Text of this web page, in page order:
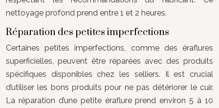
nettoyage profond prend entre 1 et 2 heures.
Réparation des petites imperfections
Certaines petites imperfections, comme des éraflures
superficielles, peuvent être réparées avec des produits
spécifiques disponibles chez les selliers. Il est crucial
d’utiliser les bons produits pour ne pas détériorer le cuir.
La réparation d’une petite éraflure prend environ 5 à 10